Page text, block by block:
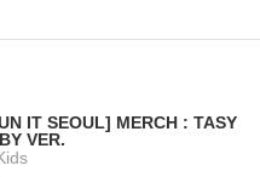
IT SEOUL] MERCH : TASY
VER.